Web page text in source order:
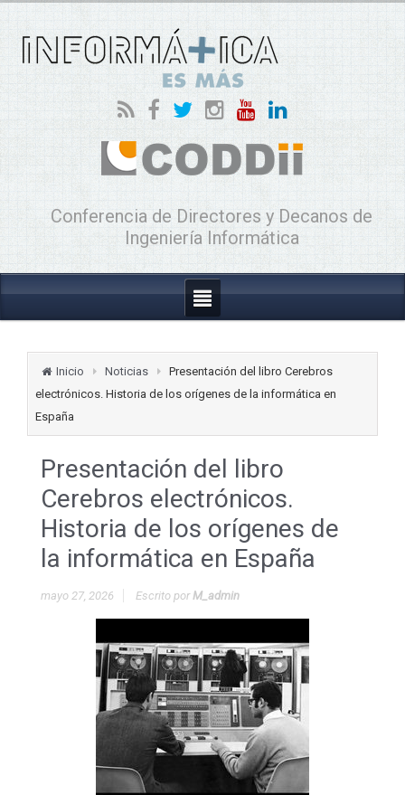
Conferencia de Directores y Decanos de
Ingeniería Informática
Inicio Noticias
Presentación del libro Cerebros
electrónicos. Historia de los orígenes de la informática en
España
Presentación del libro
Cerebros electrónicos.
Historia de los orígenes de
la informática en España
mayo 27, 2026 Escrito porM_admin